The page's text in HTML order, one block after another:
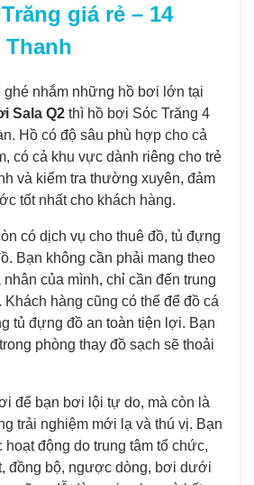
giá rẻ – 14
Thanh
ghé nhắm những hồ bơi lớn tại
Sala Q2 thì hồ bơi Sóc Trăng 4
Hồ có độ sâu phù hợp cho cả
có cả khu vực dành riêng cho trẻ
và kiểm tra thường xuyên, đảm
tốt nhất cho khách hàng.
có dịch vụ cho thuê đồ, tủ đựng
Bạn không cần phải mang theo
của mình, chỉ cần đến trung
hàng cũng có thể để đồ cá
tủ đựng đồ an toàn tiện lợi. Bạn
phòng thay đồ sạch sẽ thoải
để bạn bơi lội tự do, mà còn là
trải nghiệm mới lạ và thú vị. Bạn
hoạt động do trung tâm tổ chức,
đồng bộ, ngược dòng, bơi dưới